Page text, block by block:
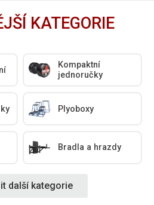
KATEGORIE
Kompaktní
jednoručky
Plyoboxy
Bradla a hrazdy
další kategorie